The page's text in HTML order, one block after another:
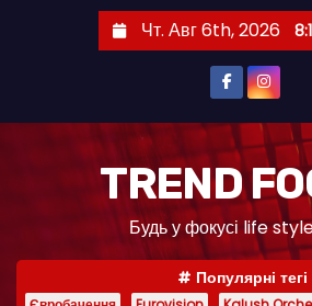
Чт. Авг 6th, 2026
TREND
Будь у фокусі life
Популярні тегі